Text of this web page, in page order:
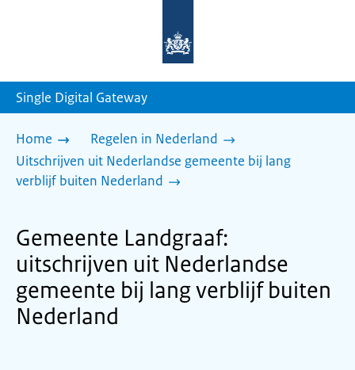
homepage
Single Digital Gateway
Home
Regelen in Nederland
Uitschrijven uit Nederlandse gemeente bij lang
verblijf buiten Nederland
Gemeente Landgraaf:
uitschrijven uit Nederlandse
gemeente bij lang verblijf buiten
Nederland